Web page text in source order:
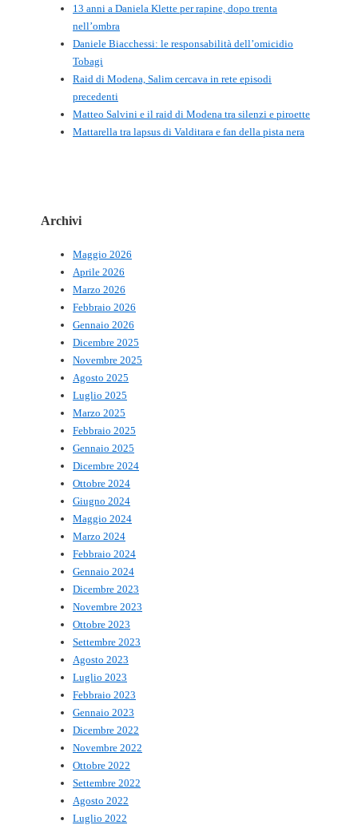
13 anni a Daniela Klette per rapine, dopo trenta
nell’ombra
Daniele Biacchessi: le responsabilità dell’omicidio
Tobagi
Raid di Modena, Salim cercava in rete episodi
precedenti
Matteo Salvini e il raid di Modena tra silenzi e piroette
Mattarella tra lapsus di Valditara e fan della pista nera
Archivi
Maggio 2026
Aprile 2026
Marzo 2026
Febbraio 2026
Gennaio 2026
Dicembre 2025
Novembre 2025
Agosto 2025
Luglio 2025
Marzo 2025
Febbraio 2025
Gennaio 2025
Dicembre 2024
Ottobre 2024
Giugno 2024
Maggio 2024
Marzo 2024
Febbraio 2024
Gennaio 2024
Dicembre 2023
Novembre 2023
Ottobre 2023
Settembre 2023
Agosto 2023
Luglio 2023
Febbraio 2023
Gennaio 2023
Dicembre 2022
Novembre 2022
Ottobre 2022
Settembre 2022
Agosto 2022
Luglio 2022